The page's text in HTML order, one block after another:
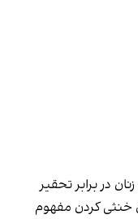
در برابر تحقیر
خنثی کردن مفهوم